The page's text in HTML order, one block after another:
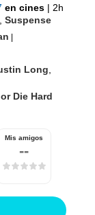
en cines | 2h
,Suspense
|
Long
Die Hard
Mis amigos
--